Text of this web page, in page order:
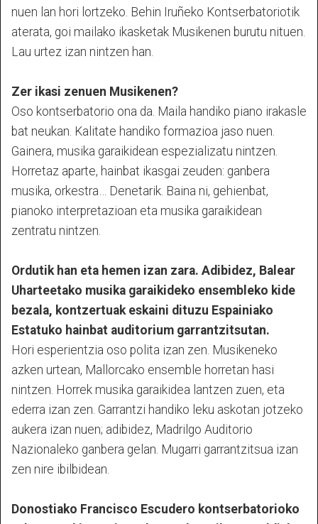
nuen lan hori lortzeko. Behin Iruñeko Kontserbatoriotik
aterata, goi mailako ikasketak Musikenen burutu nituen.
Lau urtez izan nintzen han.
Zer ikasi zenuen Musikenen?
Oso kontserbatorio ona da. Maila handiko piano irakasle
bat neukan. Kalitate handiko formazioa jaso nuen.
Gainera, musika garaikidean espezializatu nintzen.
Horretaz aparte, hainbat ikasgai zeuden: ganbera
musika, orkestra… Denetarik. Baina ni, gehienbat,
pianoko interpretazioan eta musika garaikidean
zentratu nintzen.
Ordutik han eta hemen izan zara. Adibidez, Balear
Uharteetako musika garaikideko ensembleko kide
bezala, kontzertuak eskaini dituzu Espainiako
Estatuko hainbat auditorium garrantzitsutan.
Hori esperientzia oso polita izan zen. Musikeneko
azken urtean, Mallorcako ensemble horretan hasi
nintzen. Horrek musika garaikidea lantzen zuen, eta
ederra izan zen. Garrantzi handiko leku askotan jotzeko
aukera izan nuen; adibidez, Madrilgo Auditorio
Nazionaleko ganbera gelan. Mugarri garrantzitsua izan
zen nire ibilbidean.
Donostiako Francisco Escudero kontserbatorioko